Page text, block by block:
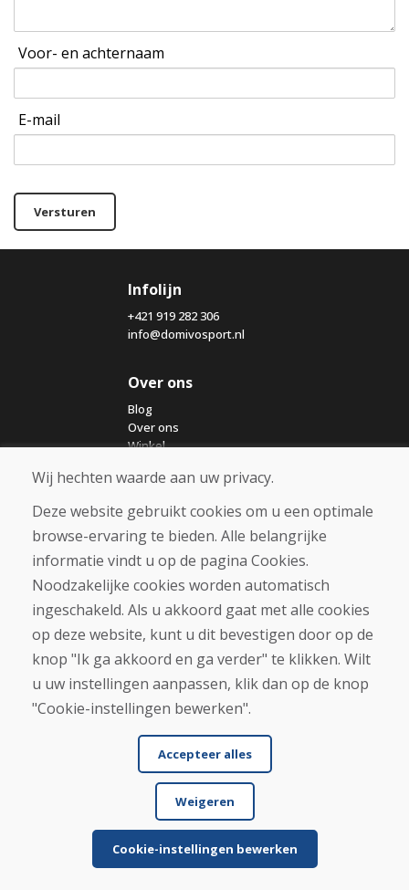
Voor- en achternaam
E-mail
Versturen
Infolijn
+421 919 282 306
info@domivosport.nl
Over ons
Blog
Over ons
Winkel
Aankoop
Eshop
Algemene voorwaarden
Vervoer
Betaling
Klacht
Retourneren en ruilen van goederen
Cookies
© DOMIVOSPORT 2026, alle rechten voorbehouden
Wij hechten waarde aan uw privacy.
Deze website gebruikt cookies om u een optimale
browse-ervaring te bieden. Alle belangrijke
informatie vindt u op de pagina Cookies.
Noodzakelijke cookies worden automatisch
ingeschakeld. Als u akkoord gaat met alle cookies
op deze website, kunt u dit bevestigen door op de
knop "Ik ga akkoord en ga verder" te klikken. Wilt
u uw instellingen aanpassen, klik dan op de knop
"Cookie-instellingen bewerken".
Accepteer alles
Weigeren
Cookie-instellingen bewerken